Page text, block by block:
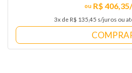
R$
3x de R$ 135,45 s/juros ou